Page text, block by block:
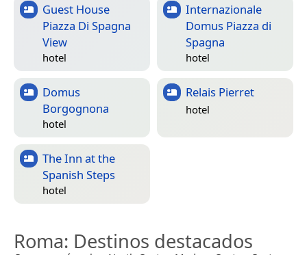
Guest House
Piazza Di Spagna
View
hotel
Internazionale
Domus Piazza di
Spagna
hotel
Domus
Borgognona
hotel
Relais Pierret
hotel
The Inn at the
Spanish Steps
hotel
Roma: Destinos destacados